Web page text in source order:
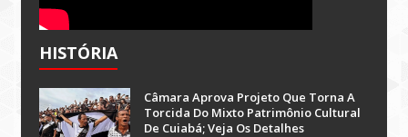
HISTÓRIA
Câmara Aprova Projeto Que Torna A
Torcida Do Mixto Patrimônio Cultural
De Cuiabá; Veja Os Detalhes